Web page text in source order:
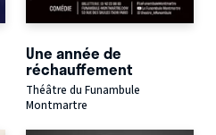
Une année de
réchauffement
Théâtre du Funambule
Montmartre